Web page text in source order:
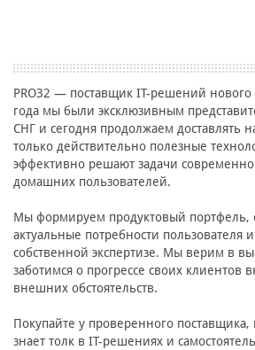
PRO32 — поставщик IT-решений нового
года мы были эксклюзивным
СНГ и сегодня продолжаем доставлять
только действительно полезные
эффективно решают задачи
домашних пользователей.
Мы формируем продуктовый портфель,
актуальные потребности пользователя
собственной экспертизе. Мы верим в
заботимся о прогрессе своих клиентов
внешних обстоятельств.
Покупайте у проверенного поставщика,
знает толк в IT-решениях и